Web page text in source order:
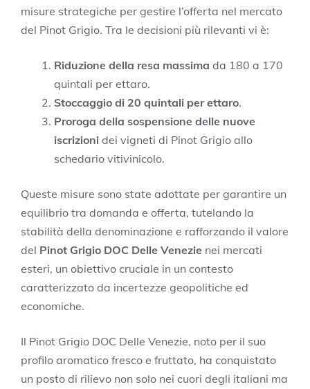
misure strategiche per gestire l’offerta nel mercato
del Pinot Grigio. Tra le decisioni più rilevanti vi è:
Riduzione della resa massima da 180 a 170
quintali per ettaro.
Stoccaggio di 20 quintali per ettaro.
Proroga della sospensione delle nuove
iscrizioni dei vigneti di Pinot Grigio allo
schedario vitivinicolo.
Queste misure sono state adottate per garantire un
equilibrio tra domanda e offerta, tutelando la
stabilità della denominazione e rafforzando il valore
del Pinot Grigio DOC Delle Venezie nei mercati
esteri, un obiettivo cruciale in un contesto
caratterizzato da incertezze geopolitiche ed
economiche.
Il Pinot Grigio DOC Delle Venezie, noto per il suo
profilo aromatico fresco e fruttato, ha conquistato
un posto di rilievo non solo nei cuori degli italiani ma